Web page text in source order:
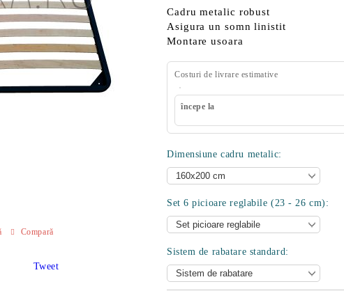
Cadru metalic robust
Asigura un somn linistit
Montare usoara
Costuri de livrare estimative
începe la
Dimensiune cadru metalic:
Set 6 picioare reglabile (23 - 26 cm):
Sistem de rabatare standard:
Compară
Tweet